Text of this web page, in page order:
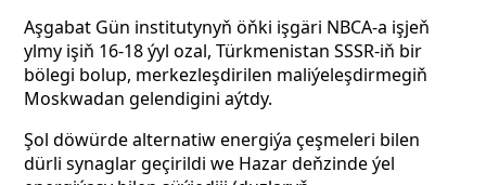
Aşgabat Gün institutynyň öňki işgäri NBCA-a işjeň
ylmy işiň 16-18 ýyl ozal, Türkmenistan SSSR-iň bir
bölegi bolup, merkezleşdirilen maliýeleşdirmegiň
Moskwadan gelendigini aýtdy.
Şol döwürde alternatiw energiýa çeşmeleri bilen
dürli synaglar geçirildi we Hazar deňzinde ýel